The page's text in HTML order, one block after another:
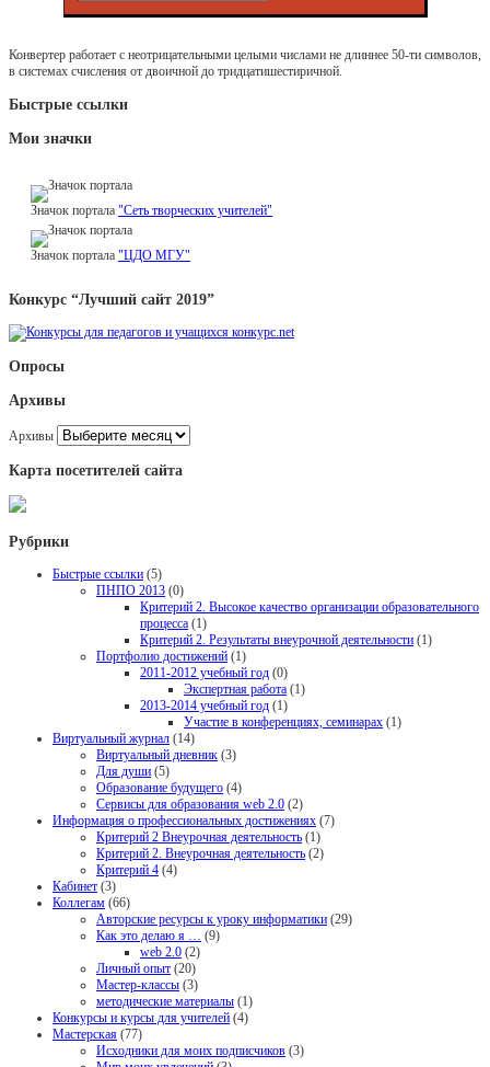
Конвертер работает с неотрицательными целыми числами не длиннее 50-ти символов,
в системах счисления от двоичной до тридцатишестиричной.
Быстрые ссылки
Мои значки
Значок портала "Сеть творческих учителей"
Значок портала "ЦДО МГУ"
Конкурс “Лучший сайт 2019”
Опросы
Архивы
Архивы
Карта посетителей сайта
Рубрики
Быстрые ссылки (5)
ПНПО 2013 (0)
Критерий 2. Высокое качество организации образовательного
процесса (1)
Критерий 2. Результаты внеурочной деятельности (1)
Портфолио достижений (1)
2011-2012 учебный год (0)
Экспертная работа (1)
2013-2014 учебный год (1)
Участие в конференциях, семинарах (1)
Виртуальный журнал (14)
Виртуальный дневник (3)
Для души (5)
Образование будущего (4)
Сервисы для образования web 2.0 (2)
Информация о профессиональных достижениях (7)
Критерий 2 Внеурочная деятельность (1)
Критерий 2. Внеурочная деятельность (2)
Критерий 4 (4)
Кабинет (3)
Коллегам (66)
Авторские ресурсы к уроку информатики (29)
Как это делаю я … (9)
web 2.0 (2)
Личный опыт (20)
Мастер-классы (3)
методические материалы (1)
Конкурсы и курсы для учителей (4)
Мастерская (77)
Исходники для моих подписчиков (3)